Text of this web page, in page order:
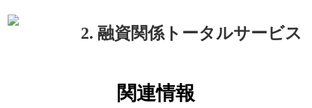
2. 融資関係トータルサービス
関連情報